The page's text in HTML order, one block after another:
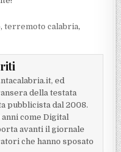
,terremoto calabria,
ed
della testata
pubblicista dal 2008.
come Digital
avanti il giornale
che hanno sposato